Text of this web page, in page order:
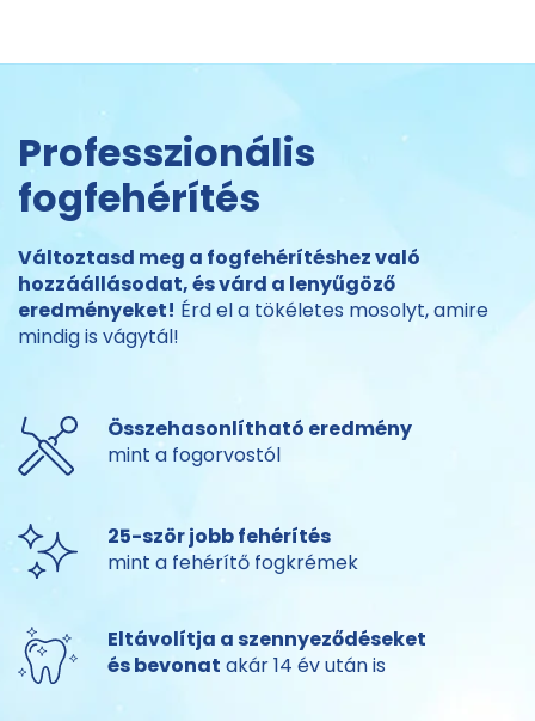
Professzionális
fogfehérítés
Változtasd meg a fogfehérítéshez való
hozzáállásodat, és várd a lenyűgöző
eredményeket! Érd el a tökéletes mosolyt, amire
mindig is vágytál!
Összehasonlítható eredmény
mint a fogorvostól
25-ször jobb fehérítés
mint a fehérítő fogkrémek
Eltávolítja a szennyeződéseket
és bevonat akár 14 év után is